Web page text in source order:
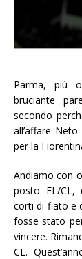
Parma, più
bruciante
secondo
all’affare
per la
Andiamo con
posto EL/CL,
corti di fiato e
fosse stato
vincere.
CL.